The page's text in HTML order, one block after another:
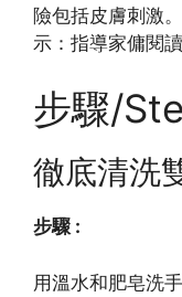
險包括皮膚刺激
示：指導家傭閱
步驟/
徹底清洗
步驟 :
用溫水和肥皂洗